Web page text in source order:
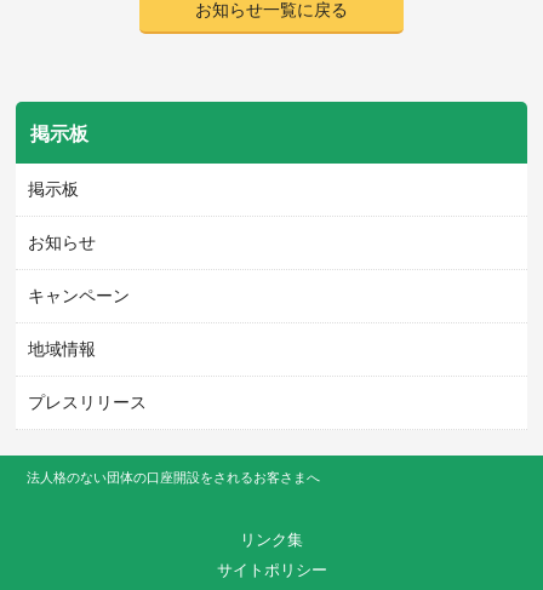
お知らせ一覧に戻る
掲示板
掲示板
お知らせ
キャンペーン
地域情報
プレスリリース
法人格のない団体の口座開設をされるお客さまへ
リンク集
サイトポリシー